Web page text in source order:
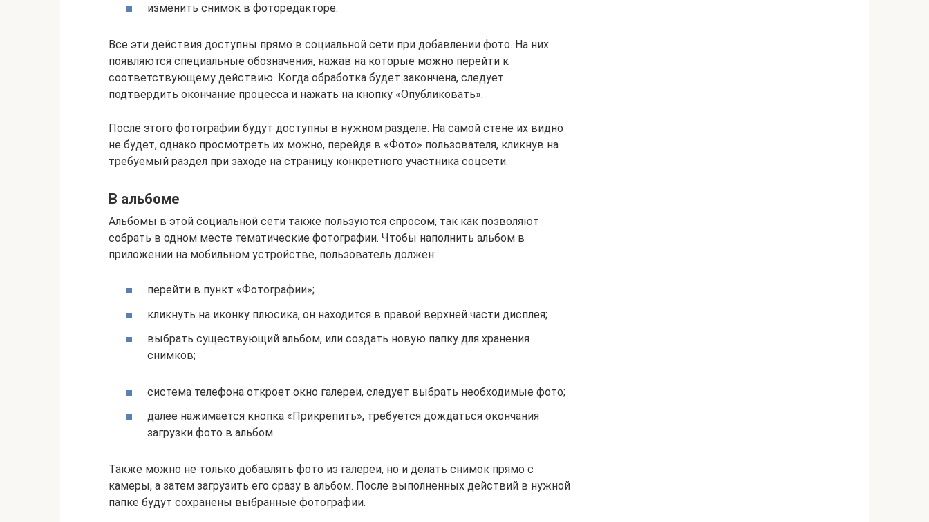
изменить снимок в фоторедакторе.
Все эти действия доступны прямо в социальной сети при добавлении фото. На них
появляются специальные обозначения, нажав на которые можно перейти к
соответствующему действию. Когда обработка будет закончена, следует
подтвердить окончание процесса и нажать на кнопку «Опубликовать».
После этого фотографии будут доступны в нужном разделе. На самой стене их видно
не будет, однако просмотреть их можно, перейдя в «Фото» пользователя, кликнув на
требуемый раздел при заходе на страницу конкретного участника соцсети.
В альбоме
Альбомы в этой социальной сети также пользуются спросом, так как позволяют
собрать в одном месте тематические фотографии. Чтобы наполнить альбом в
приложении на мобильном устройстве, пользователь должен:
перейти в пункт «Фотографии»;
кликнуть на иконку плюсика, он находится в правой верхней части дисплея;
выбрать существующий альбом, или создать новую папку для хранения
снимков;
система телефона откроет окно галереи, следует выбрать необходимые фото;
далее нажимается кнопка «Прикрепить», требуется дождаться окончания
загрузки фото в альбом.
Также можно не только добавлять фото из галереи, но и делать снимок прямо с
камеры, а затем загрузить его сразу в альбом. После выполненных действий в нужной
папке будут сохранены выбранные фотографии.